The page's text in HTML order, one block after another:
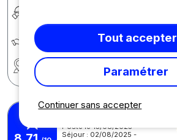
Écologie développement durable
Région
Posté le 15/08/2025
Séjour : 02/08/2025 -
Continuer sans accepter
Tout accepter
Paramétrer